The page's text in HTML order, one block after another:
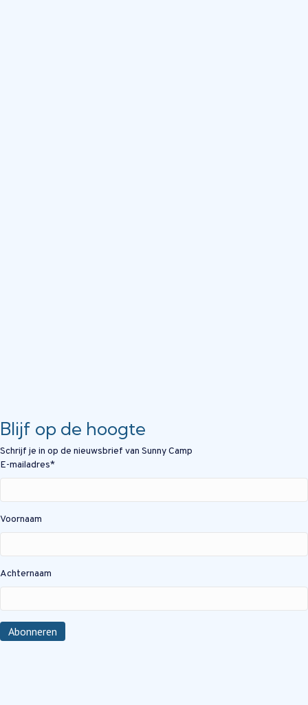
Blijf op de hoogte
Schrijf je in op de nieuwsbrief van Sunny Camp
E-mailadres*
Voornaam
Achternaam
Abonneren